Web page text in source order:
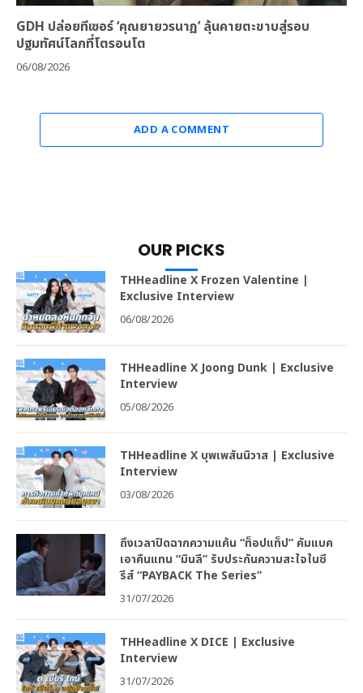
GDH ปล่อยทีเซอร์ ‘คุณยายวรนาฏ’ ลุ้นคายตะขาบสู่รอบ
ปฐมทัศน์โลกที่โตรอนโต
06/08/2026
ADD A COMMENT
OUR PICKS
THHeadline X Frozen Valentine |
Exclusive Interview
06/08/2026
THHeadline X Joong Dunk | Exclusive
Interview
05/08/2026
THHeadline X บุพเพสันนิวาส | Exclusive
Interview
03/08/2026
ถึงเวลาปิดฉากความแค้น “ท็อปแท็ป” คัมแบค
เอาคืนแทน “มินลี” รับประกันความสะใจในซี
รีส์ “PAYBACK The Series”
31/07/2026
THHeadline X DICE | Exclusive
Interview
31/07/2026